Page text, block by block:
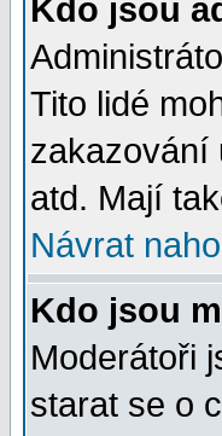
Kdo jsou
Tito lidé
zakazování
atd. Mají
Návrat
Kdo jsou
Moderátoři
starat se o